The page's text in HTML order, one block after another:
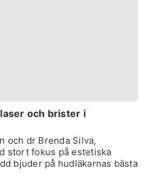
och brister i
och dr Brenda Silva,
stort fokus på estetiska
bjuder på hudläkarnas bästa